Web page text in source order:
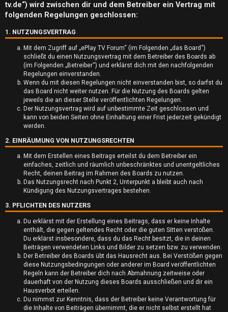
b
n
tv.de“) wird zwischen dir und dem Betreiber ein Vertrag mit
folgenden Regelungen geschlossen:
1. NUTZUNGSVERTRAG
Mit dem Zugriff auf „ePlay TV Forum“ (im Folgenden „das Board“)
schließt du einen Nutzungsvertrag mit dem Betreiber des Boards ab
(im Folgenden „Betreiber“) und erklärst dich mit den nachfolgenden
Regelungen einverstanden.
Wenn du mit diesen Regelungen nicht einverstanden bist, so darfst du
das Board nicht weiter nutzen. Für die Nutzung des Boards gelten
jeweils die an dieser Stelle veröffentlichten Regelungen.
Der Nutzungsvertrag wird auf unbestimmte Zeit geschlossen und
kann von beiden Seiten ohne Einhaltung einer Frist jederzeit gekündigt
werden.
2. EINRÄUMUNG VON NUTZUNGSRECHTEN
Mit dem Erstellen eines Beitrags erteilst du dem Betreiber ein
einfaches, zeitlich und räumlich unbeschränktes und unentgeltliches
Recht, deinen Beitrag im Rahmen des Boards zu nutzen.
Das Nutzungsrecht nach Punkt 2, Unterpunkt a bleibt auch nach
Kündigung des Nutzungsvertrages bestehen.
3. PFLICHTEN DES NUTZERS
Du erklärst mit der Erstellung eines Beitrags, dass er keine Inhalte
enthält, die gegen geltendes Recht oder die guten Sitten verstoßen.
Du erklärst insbesondere, dass du das Recht besitzt, die in deinen
Beiträgen verwendeten Links und Bilder zu setzen bzw. zu verwenden.
Der Betreiber des Boards übt das Hausrecht aus. Bei Verstößen gegen
diese Nutzungsbedingungen oder anderer im Board veröffentlichten
Regeln kann der Betreiber dich nach Abmahnung zeitweise oder
dauerhaft von der Nutzung dieses Boards ausschließen und dir ein
Hausverbot erteilen.
Du nimmst zur Kenntnis, dass der Betreiber keine Verantwortung für
die Inhalte von Beiträgen übernimmt, die er nicht selbst erstellt hat